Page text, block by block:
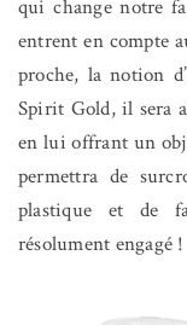
qui change notre
entrent en compte
proche, la notion
Spirit Gold, il sera
en lui offrant un
permettra de
plastique et de
résolument engagé !